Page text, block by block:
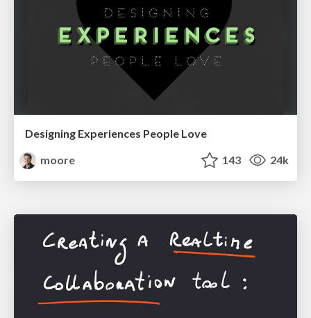
Designing Experiences People Love
moore
143 24k